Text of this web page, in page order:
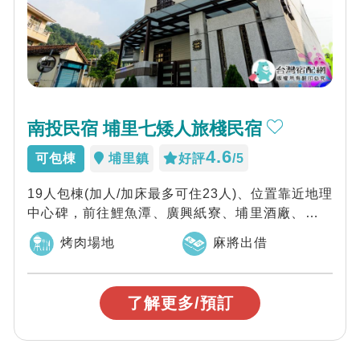
南投民宿 埔里七矮人旅棧民宿
可包棟 埔里鎮 好評4.6/5
19人包棟(加人/加床最多可住23人)、位置靠近地理
中心碑，前往鯉魚潭、廣興紙寮、埔里酒廠、造紙
龍手創館、18度C巧克力工房......
烤肉場地 麻將出借
了解更多/預訂